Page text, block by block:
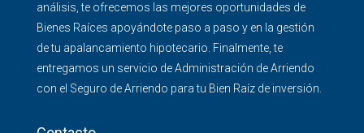
análisis, te ofrecemos las mejores oportunidades de
Bienes Raíces apoyándote paso a paso y en la gestión
de tu apalancamiento hipotecario. Finalmente, te
entregamos un servicio de Administración de Arriendo
con el Seguro de Arriendo para tu Bien Raíz de inversión.